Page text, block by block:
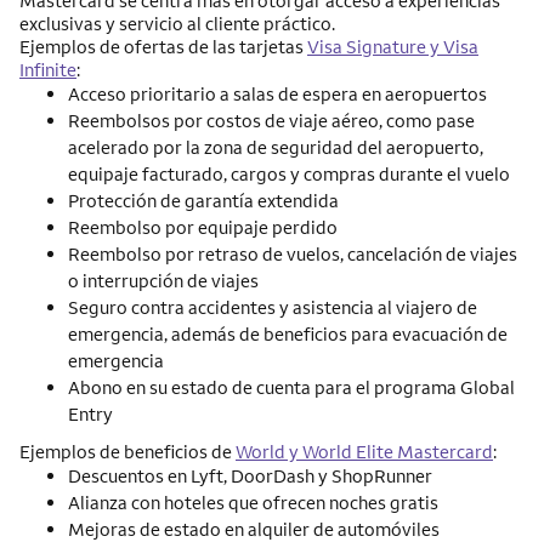
exclusivas y servicio al cliente práctico.
Ejemplos de ofertas de las tarjetasVisa Signature y Visa
Infinite:
Acceso prioritario a salas de espera en aeropuertos
Reembolsos por costos de viaje aéreo, como pase
acelerado por la zona de seguridad del aeropuerto,
equipaje facturado, cargos y compras durante el vuelo
Protección de garantía extendida
Reembolso por equipaje perdido
Reembolso por retraso de vuelos, cancelación de viajes
o interrupción de viajes
Seguro contra accidentes y asistencia al viajero de
emergencia, además de beneficios para evacuación de
emergencia
Abono en su estado de cuenta para el programa Global
Entry
Ejemplos de beneficios deWorld y World Elite Mastercard:
Descuentos en Lyft, DoorDash y ShopRunner
Alianza con hoteles que ofrecen noches gratis
Mejoras de estado en alquiler de automóviles